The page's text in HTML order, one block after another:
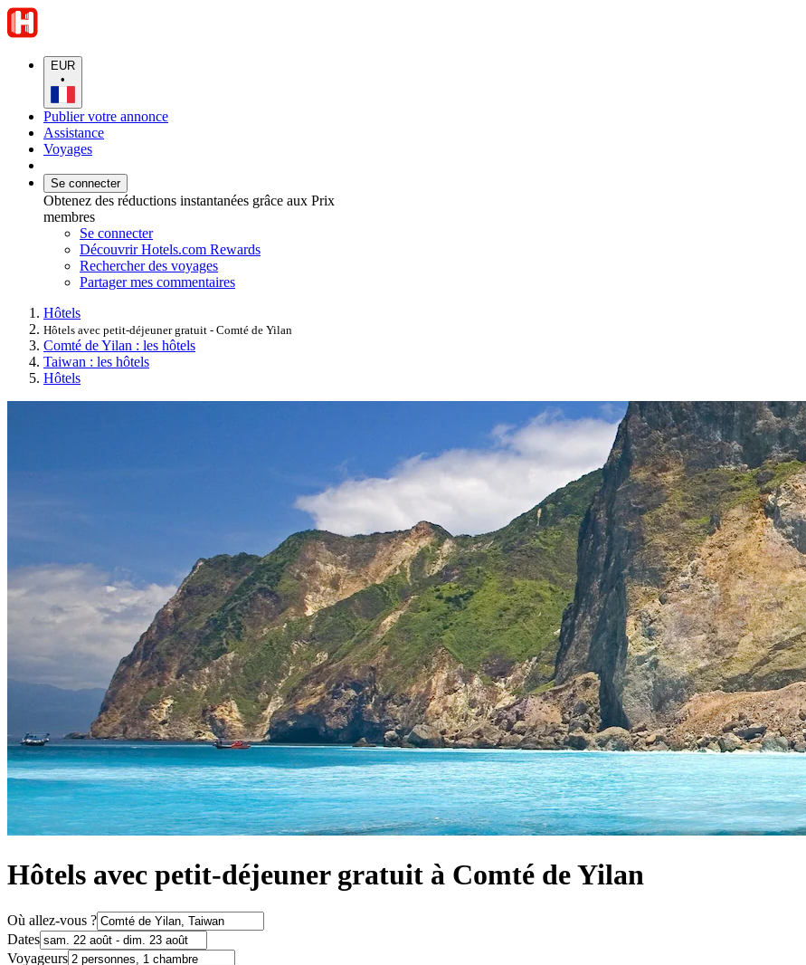
EUR
•
Publier votre annonce
Assistance
Voyages
Se connecter
Obtenez des réductions instantanées grâce aux Prix
membres
Se connecter
Découvrir Hotels.com Rewards
Rechercher des voyages
Partager mes commentaires
Hôtels
Hôtels avec petit-déjeuner gratuit - Comté de Yilan
Comté de Yilan : les hôtels
Taiwan : les hôtels
Hôtels
Hôtels avec petit-déjeuner gratuit à Comté de Yilan
Où allez-vous ?
Dates
Voyageurs